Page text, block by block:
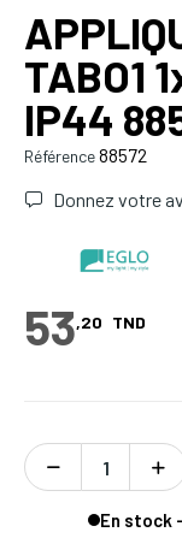
TABO1
IP44
Référence88572
Donnez votre
53,20 TND
En stock